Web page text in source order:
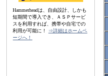
Hammerheadは、自由設計、しかも
短期間で導入でき、ＡＳＰサービ
スを利用すれば、携帯や自宅での
利用が可能に！ ⇒詳細はホームペ
ージへ！